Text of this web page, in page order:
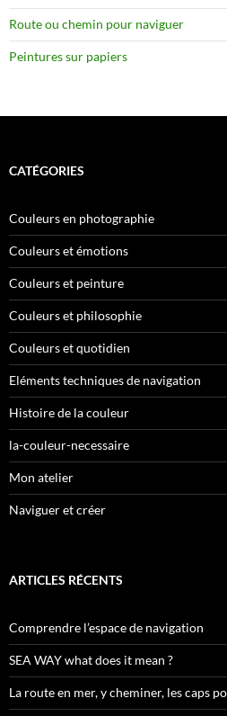
Route ou chemin pour naviguer
Peintures sur papiers
CATÉGORIES
Couleurs en photographie
Couleurs et émotions
Couleurs et peinture
Couleurs et philosophie
Couleurs et quotidien
Eléments techniques de navigation
Histoire de la couleur
la-couleur-necessaire
Mon atelier
Naviguer et créer
ARTICLES RÉCENTS
Comprendre l’espace de navigation
SEA WAY what does it mean ?
La route en mer, y cheminer, les caps